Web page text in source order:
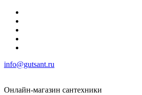
info@gutsant.ru
Онлайн-магазин сантехники